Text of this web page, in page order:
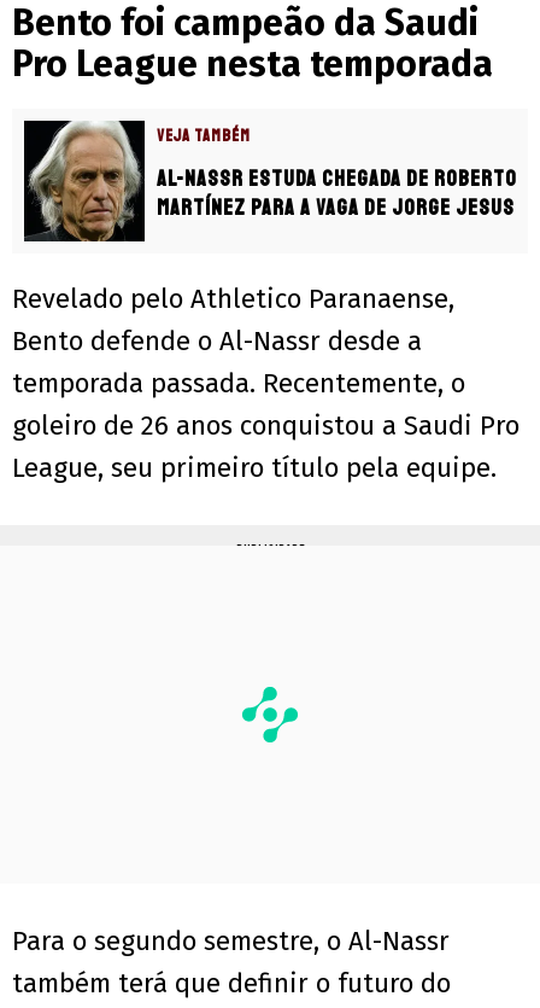
Bento foi campeão da Saudi
Pro League nesta temporada
VEJA TAMBÉM
Al-Nassr estuda chegada de Roberto
Martínez para a vaga de Jorge Jesus
Revelado pelo Athletico Paranaense,
Bento defende o Al-Nassr desde a
temporada passada. Recentemente, o
goleiro de 26 anos conquistou a Saudi Pro
League, seu primeiro título pela equipe.
PUBLICIDADE
Para o segundo semestre, o Al-Nassr
também terá que definir o futuro do